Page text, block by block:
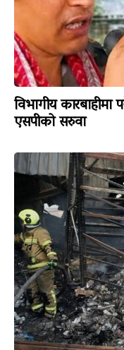
विभागीय
एसपीको सरुवा